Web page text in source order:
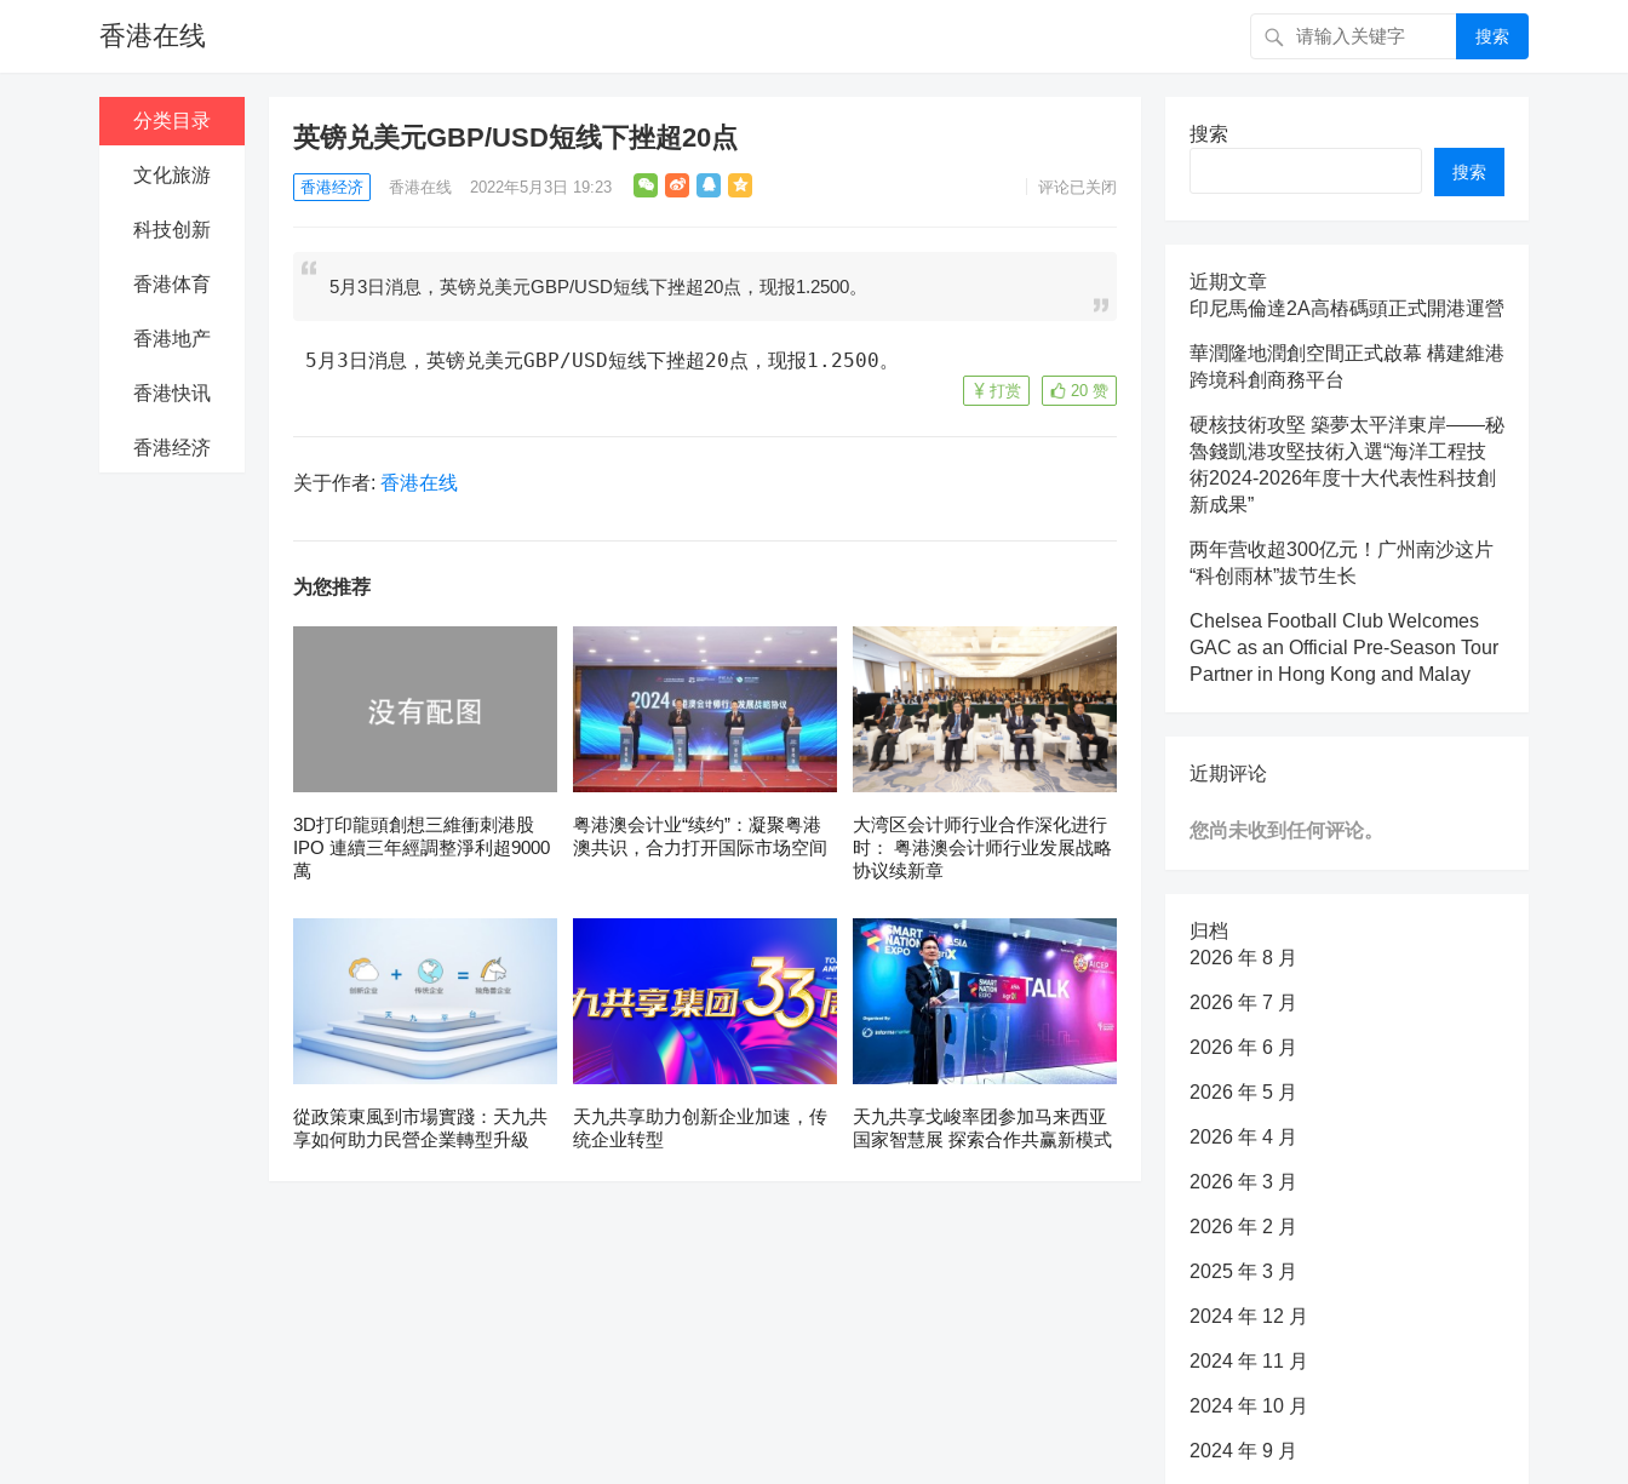
香港在线 搜索
分类目录
文化旅游
科技创新
香港体育
香港地产
香港快讯
香港经济
英镑兑美元GBP/USD短线下挫超20点
香港经济 香港在线 2022年5月3日 19:23 评论已关闭
5月3日消息，英镑兑美元GBP/USD短线下挫超20点，现报1.2500。
5月3日消息，英镑兑美元GBP/USD短线下挫超20点，现报1.2500。
20 赞
打赏
关于作者: 香港在线
为您推荐
3D打印龍頭創想三維衝刺港股
IPO 連續三年經調整淨利超9000
萬
粤港澳会计业“续约”：凝聚粤港
澳共识，合力打开国际市场空间
大湾区会计师行业合作深化进行
时： 粤港澳会计师行业发展战略
协议续新章
從政策東風到市場實踐：天九共
享如何助力民營企業轉型升級
天九共享助力创新企业加速，传
统企业转型
天九共享戈峻率团参加马来西亚
国家智慧展 探索合作共赢新模式
搜索
搜索
近期文章
印尼馬倫達2A高樁碼頭正式開港運營
華潤隆地潤創空間正式啟幕 構建維港
跨境科創商務平台
硬核技術攻堅 築夢太平洋東岸——秘
魯錢凱港攻堅技術入選“海洋工程技
術2024-2026年度十大代表性科技創
新成果”
两年营收超300亿元！广州南沙这片
“科创雨林”拔节生长
Chelsea Football Club Welcomes
GAC as an Official Pre-Season Tour
Partner in Hong Kong and Malay
近期评论
您尚未收到任何评论。
归档
2026 年 8 月
2026 年 7 月
2026 年 6 月
2026 年 5 月
2026 年 4 月
2026 年 3 月
2026 年 2 月
2025 年 3 月
2024 年 12 月
2024 年 11 月
2024 年 10 月
2024 年 9 月